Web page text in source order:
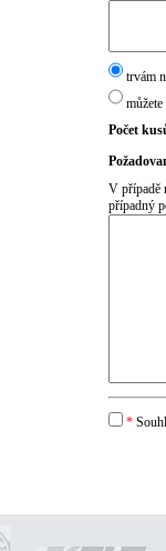
trvám
Počet
V případě
případný
*